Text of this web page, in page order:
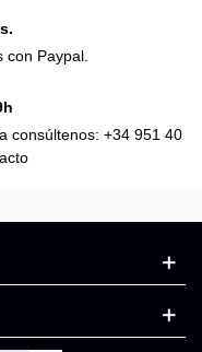
con Paypal.
consúltenos: +34 951 40